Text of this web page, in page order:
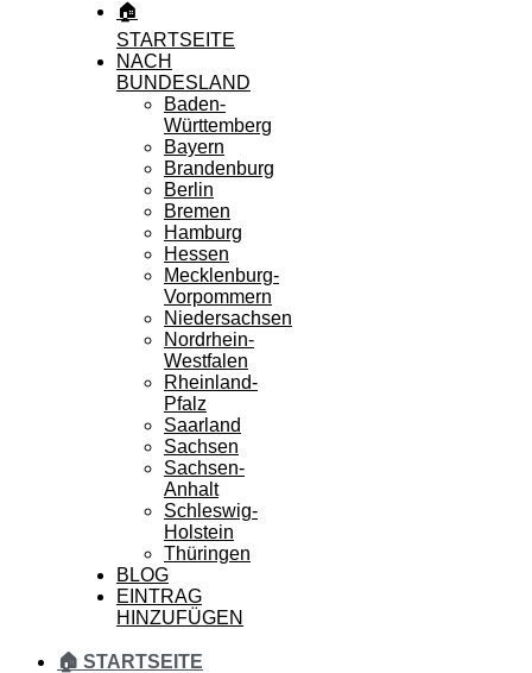
🏠
STARTSEITE
NACH
BUNDESLAND
Baden-
Württemberg
Bayern
Brandenburg
Berlin
Bremen
Hamburg
Hessen
Mecklenburg-
Vorpommern
Niedersachsen
Nordrhein-
Westfalen
Rheinland-
Pfalz
Saarland
Sachsen
Sachsen-
Anhalt
Schleswig-
Holstein
Thüringen
BLOG
EINTRAG
HINZUFÜGEN
🏠 STARTSEITE